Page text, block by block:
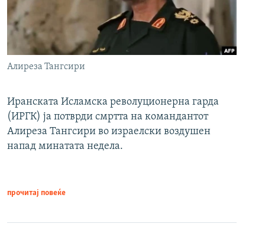
Алиреза Тангсири
Иранската Исламска револуционерна гарда
(ИРГК) ја потврди смртта на командантот
Алиреза Тангсири во израелски воздушен
напад минатата недела.
прочитај повеќе